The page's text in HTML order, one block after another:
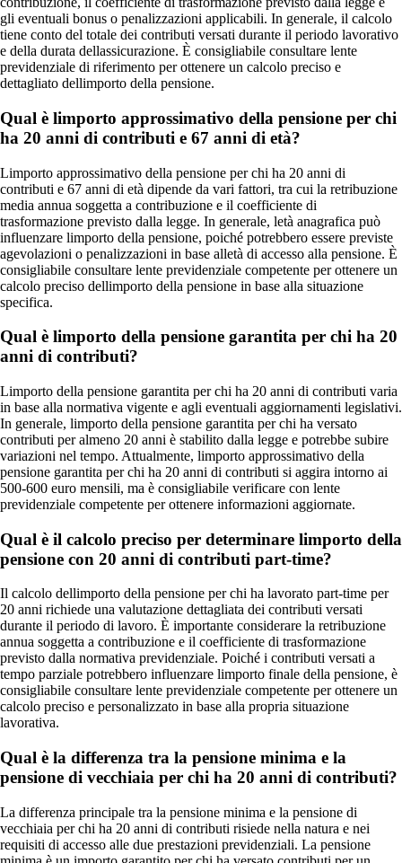
gli eventuali bonus o penalizzazioni applicabili. In generale, il calcolo
tiene conto del totale dei contributi versati durante il periodo lavorativo
e della durata dellassicurazione. È consigliabile consultare lente
previdenziale di riferimento per ottenere un calcolo preciso e
dettagliato dellimporto della pensione.
Qual è limporto approssimativo della pensione per chi
ha 20 anni di contributi e 67 anni di età?
Limporto approssimativo della pensione per chi ha 20 anni di
contributi e 67 anni di età dipende da vari fattori, tra cui la retribuzione
media annua soggetta a contribuzione e il coefficiente di
trasformazione previsto dalla legge. In generale, letà anagrafica può
influenzare limporto della pensione, poiché potrebbero essere previste
agevolazioni o penalizzazioni in base alletà di accesso alla pensione. È
consigliabile consultare lente previdenziale competente per ottenere un
calcolo preciso dellimporto della pensione in base alla situazione
specifica.
Qual è limporto della pensione garantita per chi ha 20
anni di contributi?
Limporto della pensione garantita per chi ha 20 anni di contributi varia
in base alla normativa vigente e agli eventuali aggiornamenti legislativi.
In generale, limporto della pensione garantita per chi ha versato
contributi per almeno 20 anni è stabilito dalla legge e potrebbe subire
variazioni nel tempo. Attualmente, limporto approssimativo della
pensione garantita per chi ha 20 anni di contributi si aggira intorno ai
500-600 euro mensili, ma è consigliabile verificare con lente
previdenziale competente per ottenere informazioni aggiornate.
Qual è il calcolo preciso per determinare limporto della
pensione con 20 anni di contributi part-time?
Il calcolo dellimporto della pensione per chi ha lavorato part-time per
20 anni richiede una valutazione dettagliata dei contributi versati
durante il periodo di lavoro. È importante considerare la retribuzione
annua soggetta a contribuzione e il coefficiente di trasformazione
previsto dalla normativa previdenziale. Poiché i contributi versati a
tempo parziale potrebbero influenzare limporto finale della pensione, è
consigliabile consultare lente previdenziale competente per ottenere un
calcolo preciso e personalizzato in base alla propria situazione
lavorativa.
Qual è la differenza tra la pensione minima e la
pensione di vecchiaia per chi ha 20 anni di contributi?
La differenza principale tra la pensione minima e la pensione di
vecchiaia per chi ha 20 anni di contributi risiede nella natura e nei
requisiti di accesso alle due prestazioni previdenziali. La pensione